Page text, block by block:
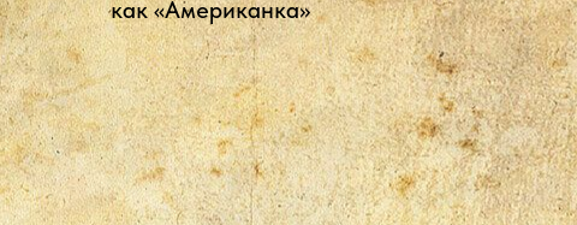
как «Американка»